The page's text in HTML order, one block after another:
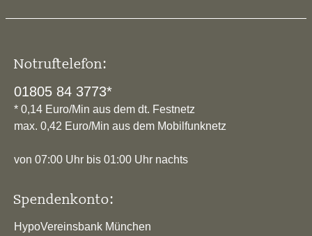
Notruftelefon:
01805 84 3773*
* 0,14 Euro/Min aus dem dt. Festnetz
max. 0,42 Euro/Min aus dem Mobilfunknetz
von 07:00 Uhr bis 01:00 Uhr nachts
Spendenkonto:
HypoVereinsbank München